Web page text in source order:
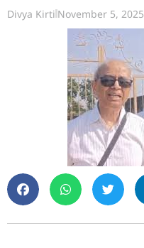
Divya Kirti November 5, 2025